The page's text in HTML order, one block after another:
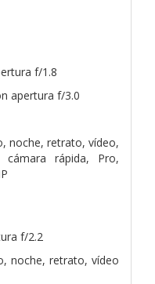
f/1.8
apertura f/3.0
noche, retrato, vídeo,
rápida, Pro,
f/2.2
noche, retrato, vídeo